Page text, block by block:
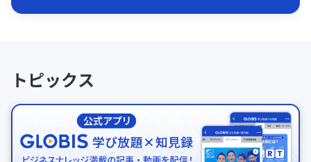
トピックス